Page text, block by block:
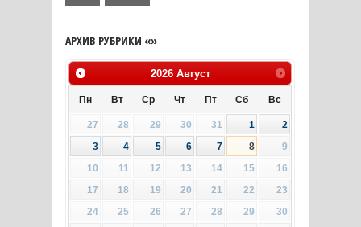
АРХИВ РУБРИКИ «»
2026 Август
Пн Вт Ср Чт Пт Сб Вс
27 28 29 30 31 1
2
3
4 5 6 7 8
9
10
11 12 13 14 15
16
17
18 19 20 21 22
23
24
25 26 27 28 29 30